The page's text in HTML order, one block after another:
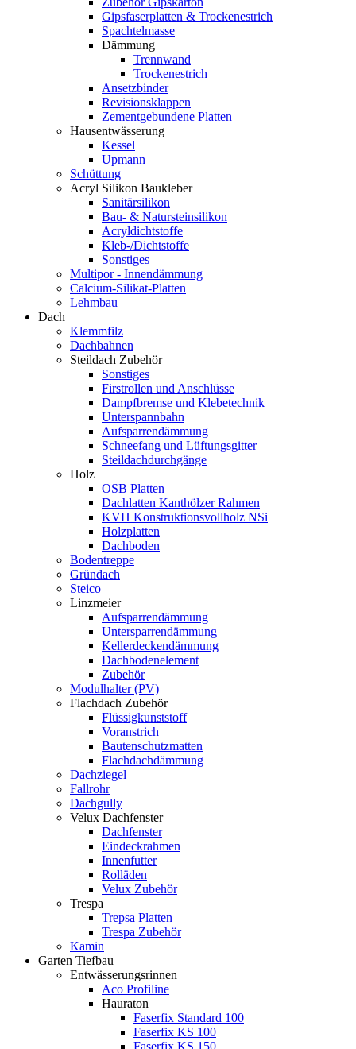
Gipsfaserplatten & Trockenestrich
Spachtelmasse
Dämmung
Trennwand
Trockenestrich
Ansetzbinder
Revisionsklappen
Zementgebundene Platten
Hausentwässerung
Kessel
Upmann
Schüttung
Acryl Silikon Baukleber
Sanitärsilikon
Bau- & Natursteinsilikon
Acryldichtstoffe
Kleb-/Dichtstoffe
Sonstiges
Multipor - Innendämmung
Calcium-Silikat-Platten
Lehmbau
Dach
Klemmfilz
Dachbahnen
Steildach Zubehör
Sonstiges
Firstrollen und Anschlüsse
Dampfbremse und Klebetechnik
Unterspannbahn
Aufsparrendämmung
Schneefang und Lüftungsgitter
Steildachdurchgänge
Holz
OSB Platten
Dachlatten Kanthölzer Rahmen
KVH Konstruktionsvollholz NSi
Holzplatten
Dachboden
Bodentreppe
Gründach
Steico
Linzmeier
Aufsparrendämmung
Untersparrendämmung
Kellerdeckendämmung
Dachbodenelement
Zubehör
Modulhalter (PV)
Flachdach Zubehör
Flüssigkunststoff
Voranstrich
Bautenschutzmatten
Flachdachdämmung
Dachziegel
Fallrohr
Dachgully
Velux Dachfenster
Dachfenster
Eindeckrahmen
Innenfutter
Rolläden
Velux Zubehör
Trespa
Trepsa Platten
Trespa Zubehör
Kamin
Garten Tiefbau
Entwässerungsrinnen
Aco Profiline
Hauraton
Faserfix Standard 100
Faserfix KS 100
Faserfix KS 150